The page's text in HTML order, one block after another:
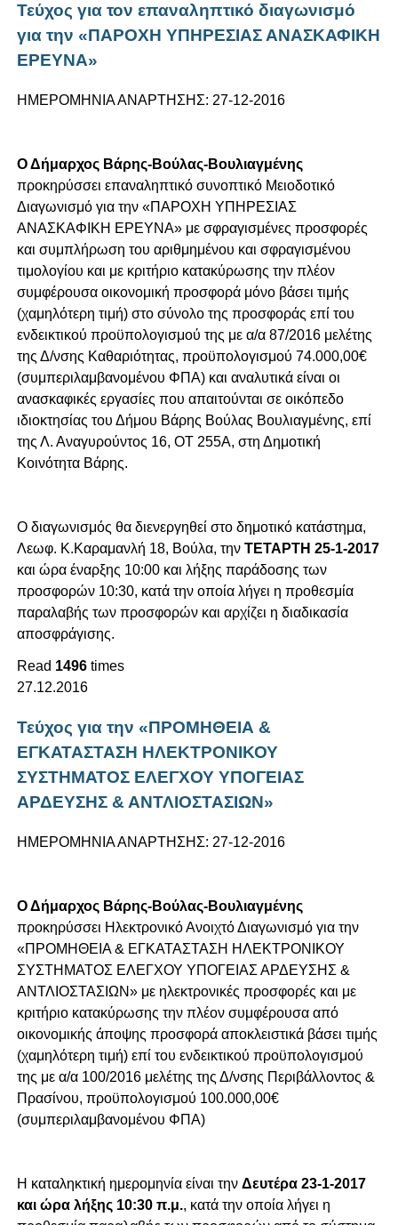
Τεύχος για τον επαναληπτικό διαγωνισμό
για την «ΠΑΡΟΧΗ ΥΠΗΡΕΣΙΑΣ ΑΝΑΣΚΑΦΙΚΗ
ΕΡΕΥΝΑ»
ΗΜΕΡΟΜΗΝΙΑ ΑΝΑΡΤΗΣΗΣ: 27-12-2016
Ο Δήμαρχος Βάρης-Βούλας-Βουλιαγμένης
προκηρύσσει επαναληπτικό συνοπτικό Μειοδοτικό
Διαγωνισμό για την «ΠΑΡΟΧΗ ΥΠΗΡΕΣΙΑΣ
ΑΝΑΣΚΑΦΙΚΗ ΕΡΕΥΝΑ» με σφραγισμένες προσφορές
και συμπλήρωση του αριθμημένου και σφραγισμένου
τιμολογίου και με κριτήριο κατακύρωσης την πλέον
συμφέρουσα οικονομική προσφορά μόνο βάσει τιμής
(χαμηλότερη τιμή) στο σύνολο της προσφοράς επί του
ενδεικτικού προϋπολογισμού της με α/α 87/2016 μελέτης
της Δ/νσης Καθαριότητας, προϋπολογισμού 74.000,00€
(συμπεριλαμβανομένου ΦΠΑ) και αναλυτικά είναι οι
ανασκαφικές εργασίες που απαιτούνται σε οικόπεδο
ιδιοκτησίας του Δήμου Βάρης Βούλας Βουλιαγμένης, επί
της Λ. Αναγυρούντος 16, ΟΤ 255Α, στη Δημοτική
Κοινότητα Βάρης.
Ο διαγωνισμός θα διενεργηθεί στο δημοτικό κατάστημα,
Λεωφ. Κ.Καραμανλή 18, Βούλα, την ΤΕΤΑΡΤΗ 25-1-2017
και ώρα έναρξης 10:00 και λήξης παράδοσης των
προσφορών 10:30, κατά την οποία λήγει η προθεσμία
παραλαβής των προσφορών και αρχίζει η διαδικασία
αποσφράγισης.
Read 1496 times
27.12.2016
Τεύχος για την «ΠΡΟΜΗΘΕΙΑ &
ΕΓΚΑΤΑΣΤΑΣΗ ΗΛΕΚΤΡΟΝΙΚΟΥ
ΣΥΣΤΗΜΑΤΟΣ ΕΛΕΓΧΟΥ ΥΠΟΓΕΙΑΣ
ΑΡΔΕΥΣΗΣ & ΑΝΤΛΙΟΣΤΑΣΙΩΝ»
ΗΜΕΡΟΜΗΝΙΑ ΑΝΑΡΤΗΣΗΣ: 27-12-2016
Ο Δήμαρχος Βάρης-Βούλας-Βουλιαγμένης
προκηρύσσει Ηλεκτρονικό Ανοιχτό Διαγωνισμό για την
«ΠΡΟΜΗΘΕΙΑ & ΕΓΚΑΤΑΣΤΑΣΗ ΗΛΕΚΤΡΟΝΙΚΟΥ
ΣΥΣΤΗΜΑΤΟΣ ΕΛΕΓΧΟΥ ΥΠΟΓΕΙΑΣ ΑΡΔΕΥΣΗΣ &
ΑΝΤΛΙΟΣΤΑΣΙΩΝ» με ηλεκτρονικές προσφορές και με
κριτήριο κατακύρωσης την πλέον συμφέρουσα από
οικονομικής άποψης προσφορά αποκλειστικά βάσει τιμής
(χαμηλότερη τιμή) επί του ενδεικτικού προϋπολογισμού
της με α/α 100/2016 μελέτης της Δ/νσης Περιβάλλοντος &
Πρασίνου, προϋπολογισμού 100.000,00€
(συμπεριλαμβανομένου ΦΠΑ)
Η καταληκτική ημερομηνία είναι τηνΔευτέρα 23-1-2017
και ώρα λήξης 10:30 π.μ., κατά την οποία λήγει η